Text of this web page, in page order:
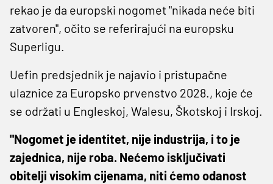
rekao je da europski nogomet "nikada neće biti
zatvoren", očito se referirajući na europsku
Superligu.
Uefin predsjednik je najavio i pristupačne
ulaznice za Europsko prvenstvo 2028., koje će
se održati u Engleskoj, Walesu, Škotskoj i Irskoj.
"Nogomet je identitet, nije industrija, i to je
zajednica, nije roba. Nećemo isključivati ​​
obitelji visokim cijenama, niti ćemo odanost